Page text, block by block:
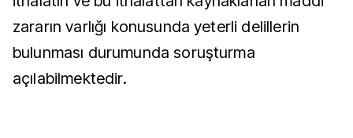
zararın varlığı konusunda yeterli delillerin
bulunması durumunda soruşturma
açılabilmektedir.